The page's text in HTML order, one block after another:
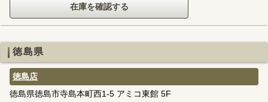
徳島県
徳島店
徳島県徳島市寺島本町西1-5 アミコ東館 5F